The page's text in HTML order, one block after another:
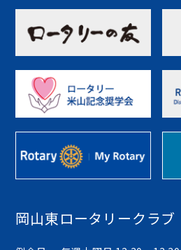
岡山東ロータリークラブ